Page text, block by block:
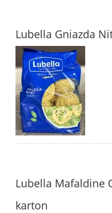
Lubella Gniazda
Lubella Mafaldine
karton